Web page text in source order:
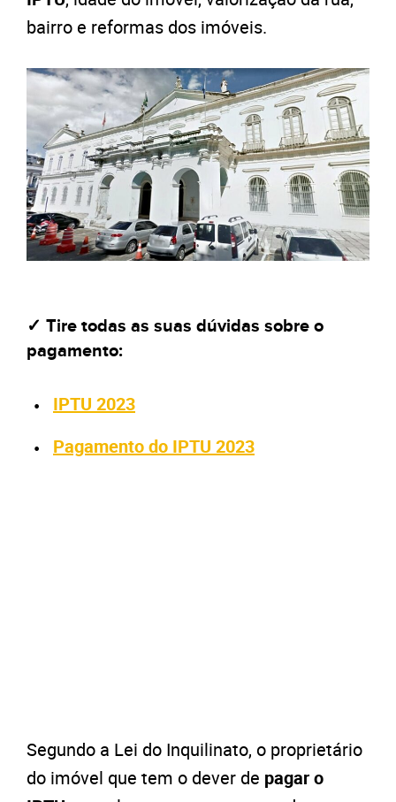
bairro e reformas dos imóveis.
✓ Tire todas as suas dúvidas sobre o
pagamento:
IPTU 2023
Pagamento do IPTU 2023
Segundo a Lei do Inquilinato, o proprietário
do imóvel que tem o dever de pagar o